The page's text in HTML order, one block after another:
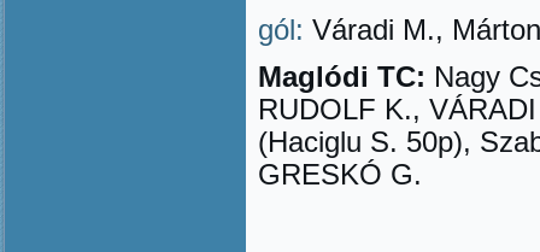
gól: Váradi M.,
Maglódi TC: Nagy
RUDOLF K.,
(Haciglu S. 50p),
GRESKÓ G.